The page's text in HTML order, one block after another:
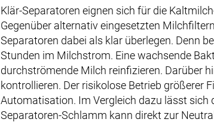
Klär-Separatoren eignen sich für die
Gegenüber alternativ eingesetzten
Separatoren dabei als klar überlegen. Denn
Stunden im Milchstrom. Eine wachsende
durchströmende Milch reinfizieren. Darüber
kontrollieren. Der risikolose Betrieb größerer
Automatisation. Im Vergleich dazu lässt sich
Separatoren-Schlamm kann direkt zur